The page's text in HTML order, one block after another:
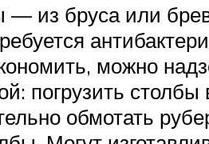
— из бруса или
можно
погрузить
обмотать